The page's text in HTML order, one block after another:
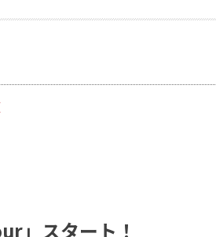
」スタート！